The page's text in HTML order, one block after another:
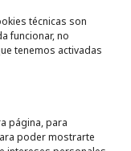
técnicas son
funcionar, no
tenemos activadas
página, para
poder mostrarte